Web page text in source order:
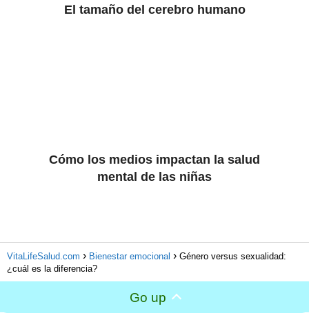
El tamaño del cerebro humano
Cómo los medios impactan la salud
mental de las niñas
VitaLifeSalud.com Bienestar emocional
Género versus sexualidad:
¿cuál es la diferencia?
Go up